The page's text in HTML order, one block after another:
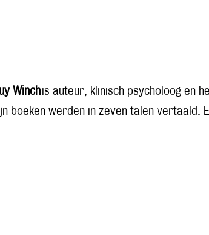
Winchis auteur, klinisch psycholoog en
boeken werden in zeven talen vertaald.